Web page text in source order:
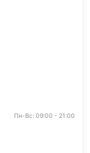
Пн-Вс: 09:00 - 21:00